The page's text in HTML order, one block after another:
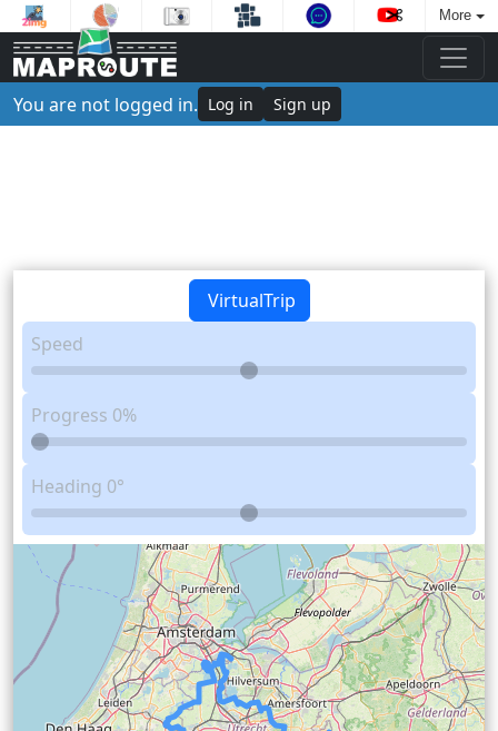
More
You are not logged in. Log in Sign up
VirtualTrip
Speed
Progress 0%
Heading 0°